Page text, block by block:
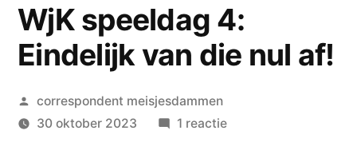
WjK speeldag 4:
Eindelijk van die nul af!
Geplaatst
door
correspondent meisjesdammen
30 oktober 2023
1 reactieop